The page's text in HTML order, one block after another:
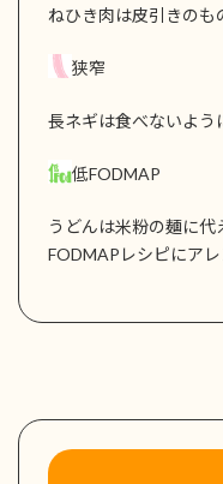
ねひき肉は皮引きのも
狭窄
長ネギは食べないよう
低FODMAP
うどんは米粉の麺に
FODMAPレシピにアレ